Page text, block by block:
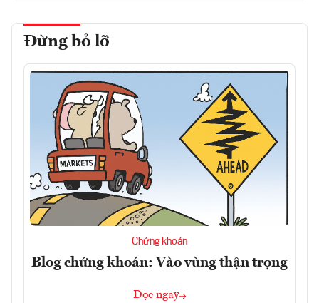
Đừng bỏ lỡ
Chứng khoán
Blog chứng khoán: Vào vùng thận trọng
Đọc ngay